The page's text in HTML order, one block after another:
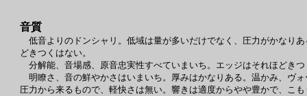
音質
低音よりのドンシャリ。低域は量が多いだけでなく、圧力がかなり
どきつくはない。
分解能、音場感、原音忠実性すべていまいち。エッジはそれほどき
明瞭さ、音の鮮やかさはいまいち。厚みはかなりある。温かみ、ヴ
圧力から来るもので、軽快さは無い。響きは適度からやや豊かで、こ